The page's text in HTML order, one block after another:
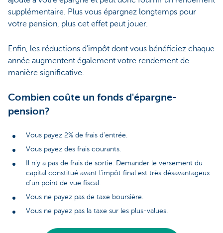
supplémentaire. Plus vous épargnez longtemps pour
votre pension, plus cet effet peut jouer.
Enfin, les réductions d'impôt dont vous bénéficiez chaque
année augmentent également votre rendement de
manière significative.
Combien coûte un fonds d'épargne-
pension?
Vous payez 2% de frais d’entrée.
Vous payez des frais courants.
Il n'y a pas de frais de sortie. Demander le versement du
capital constitué avant l'impôt final est très désavantageux
d'un point de vue fiscal.
Vous ne payez pas de taxe boursière.
Vous ne payez pas la taxe sur les plus-values.